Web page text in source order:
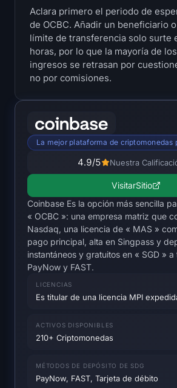
Todas las Liquidations
BTC Mapa de calor
ETH Mapa de calor
HYPE Mapa de calor
ZEC Mapa de calor
Datos de Mercado
Bitcoin Dominancia
Altcoin Season Índice
Índice de Miedo y Avaricia
Funding Rates
Open Interest
Aclara primero el periodo de
de OCBC. Añadir un beneficiario
límite de transferencia solo surte
horas, por lo que la mayoría de
ingresos se retrasan por
no por comisiones.
La mejor plataforma de criptomonedas
4.9/5 Nuestra
VisitarSitio
Coinbase Es la opción más sencilla
« OCBC »: una empresa matriz que
Nasdaq, una licencia de « MAS »
pago principal, alta en Singpass y
instantáneos y gratuitos en « SGD »
PayNow y FAST.
LICENCIAS
Es titular de una licencia MPI
ACTIVOS DISPONIBLES
210+ Criptomonedas
MÉTODOS DE DEPÓSITO DE SDG
PayNow, FAST, Tarjeta de débito